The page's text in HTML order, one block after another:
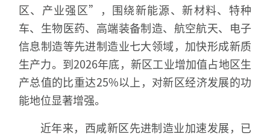
区、产业强区”，围绕新能源、新材料、特种
车、生物医药、高端装备制造、航空航天、电子
信息制造等先进制造业七大领域，加快形成新质
生产力。到2026年底，新区工业增加值占地区生
产总值的比重达25%以上，对新区经济发展的功
能地位显著增强。
近年来，西咸新区先进制造业加速发展，已